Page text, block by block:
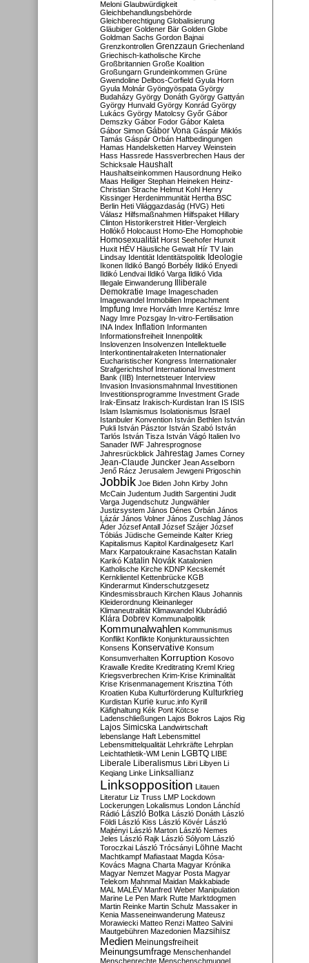
Meloni Glaubwürdigkeit
Gleichbehandlungsbehörde
Gleichberechtigung Globalisierung
Gläubiger Goldener Bär Golden Globe
Goldman Sachs Gordon Bajnai
Grenzkontrollen Grenzzaun Griechenland
Griechisch-katholische Kirche
Großbritannien Große Koalition
Großungarn Grundeinkommen Grüne
Gwendoline Delbos-Corfield Gyula Horn
Gyula Molnár Gyöngyöspata György
Budaházy György Donáth György Gattyán
György Hunvald György Konrád György
Lukács György Matolcsy Győr Gábor
Demszky Gábor Fodor Gábor Kaleta
Gábor Simon Gábor Vona Gáspár Miklós
Tamás Gáspár Orbán Haftbedingungen
Hamas Handelsketten Harvey Weinstein
Hass Hassrede Hassverbrechen Haus der
Schicksale Haushalt
Haushaltseinkommen Hausordnung Heiko
Maas Heiliger Stephan Heineken Heinz-
Christian Strache Helmut Kohl Henry
Kissinger Herdenimmunität Hertha BSC
Berlin Heti Világgazdaság (HVG) Heti
Válasz Hilfsmaßnahmen Hilfspaket Hillary
Clinton Historikerstreit Hitler-Vergleich
Hollókő Holocaust Homo-Ehe Homophobie
Homosexualität Horst Seehofer Hunxit
Huxit HÉV Häusliche Gewalt Hír TV Iain
Lindsay Identität Identitätspolitik Ideologie
Ikonen Ildikó Bangó Borbély Ildikó Enyedi
Ildikó Lendvai Ildikó Varga Ildikó Vida
Illegale Einwanderung Illiberale
Demokratie Image Imageschaden
Imagewandel Immobilien Impeachment
Impfung Imre Horváth Imre Kertész Imre
Nagy Imre Pozsgay In-vitro-Fertilisation
INA Index Inflation Informanten
Informationsfreiheit Innenpolitik
Inslovenzen Insolvenzen Intellektuelle
Interkontinentalraketen Internationaler
Eucharistischer Kongress Internationaler
Strafgerichtshof International Investment
Bank (IIB) Internetsteuer Interview
Invasion Invasionsmahnmal Investitionen
Investitionsprogramme Investment Grade
Irak-Einsatz Irakisch-Kurdistan Iran IS ISIS
Islam Islamismus Isolationismus Israel
Istanbuler Konvention István Bethlen István
Pukli István Pásztor István Szabó István
Tarlós István Tisza István Vágó Italien Ivo
Sanader IWF Jahresprognose
Jahresrückblick Jahrestag James Corney
Jean-Claude Juncker Jean Asselborn
Jenő Rácz Jerusalem Jewgeni Prigoschin
Jobbik Joe Biden John Kirby John
McCain Judentum Judith Sargentini Judit
Varga Jugendschutz Jungwähler
Justizsystem János Dénes Orbán János
Lázár János Volner János Zuschlag János
Áder József Antall József Szájer József
Tóbiás Jüdische Gemeinde Kalter Krieg
Kapitalismus Kapitol Kardinalgesetz Karl
Marx Karpatoukraine Kasachstan Katalin
Karikó Katalin Novák Katalonien
Katholische Kirche KDNP Kecskemét
Kernklientel Kettenbrücke KGB
Kinderarmut Kinderschutzgesetz
Kindesmissbrauch Kirchen Klaus Johannis
Kleiderordnung Kleinanleger
Klimaneutralität Klimawandel Klubrádió
Klára Dobrev Kommunalpolitik
Kommunalwahlen Kommunismus
Konflikt Konflikte Konjunkturaussichten
Konsens Konservative Konsum
Konsumverhalten Korruption Kosovo
Krawalle Kredite Kreditrating Kreml Krieg
Kriegsverbrechen Krim-Krise Kriminalität
Krise Krisenmanagement Krisztina Tóth
Kroatien Kuba Kulturförderung Kulturkrieg
Kurdistan Kurie kuruc.info Kyrill
Käfighaltung Kék Pont Kötcse
Ladenschließungen Lajos Bokros Lajos Rig
Lajos Simicska Landwirtschaft
lebenslange Haft Lebensmittel
Lebensmittelqualität Lehrkräfte Lehrplan
Leichtathletik-WM Lenin LGBTQ LIBE
Liberale Liberalismus Libri Libyen Li
Keqiang Linke Linksallianz
Linksopposition Litauen
Literatur Liz Truss LMP Lockdown
Lockerungen Lokalismus London Lánchíd
Rádió
László Botka László Donáth László
Földi László Kiss László Kövér László
Majtényi László Marton László Nemes
Jeles László Rajk László Sólyom László
Toroczkai László Trócsányi Löhne Macht
Machtkampf Mafiastaat Magda Kósa-
Kovács Magna Charta Magyar Krónika
Magyar Nemzet Magyar Posta Magyar
Telekom Mahnmal Maidan Makkabiade
MAL MALÉV Manfred Weber Manipulation
Marine Le Pen Mark Rutte Marktdogmen
Martin Reinke Martin Schulz Massaker in
Kenia Masseneinwanderung Mateusz
Morawiecki Matteo Renzi Matteo Salvini
Mautgebühren Mazedonien Mazsihisz
Medien Meinungsfreiheit
Meinungsumfrage Menschenhandel
Menschenrechte Menschenschmuggel